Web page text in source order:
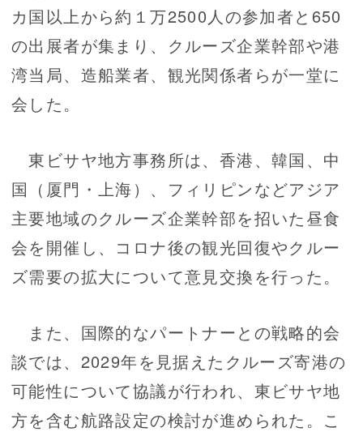
カ国以上から約１万2500人の参加者と650
の出展者が集まり、クルーズ企業幹部や港
湾当局、造船業者、観光関係者らが一堂に
会した。
東ビサヤ地方事務所は、香港、韓国、中
国（厦門・上海）、フィリピンなどアジア
主要地域のクルーズ企業幹部を招いた昼食
会を開催し、コロナ後の観光回復やクルー
ズ需要の拡大について意見交換を行った。
また、国際的なパートナーとの戦略的会
談では、2029年を見据えたクルーズ寄港の
可能性について協議が行われ、東ビサヤ地
方を含む航路設定の検討が進められた。こ